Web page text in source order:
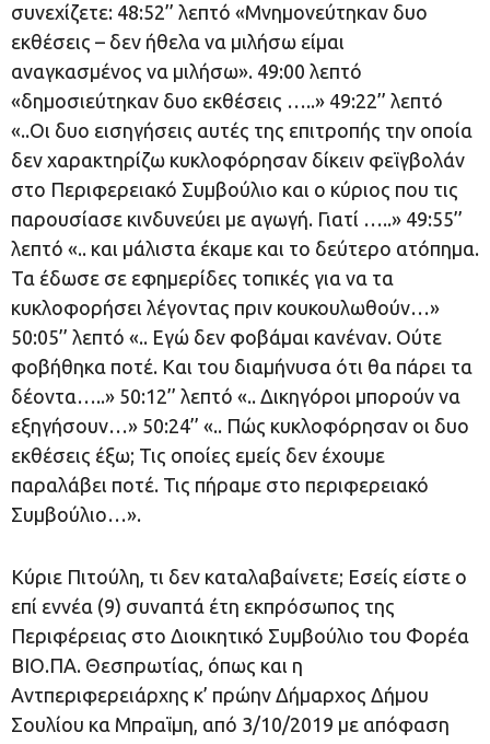
συνεχίζετε: 48:52’’ λεπτό «Μνημονεύτηκαν δυο
εκθέσεις – δεν ήθελα να μιλήσω είμαι
αναγκασμένος να μιλήσω». 49:00 λεπτό
«δημοσιεύτηκαν δυο εκθέσεις …..» 49:22’’ λεπτό
«..Οι δυο εισηγήσεις αυτές της επιτροπής την οποία
δεν χαρακτηρίζω κυκλοφόρησαν δίκειν φεϊγβολάν
στο Περιφερειακό Συμβούλιο και ο κύριος που τις
παρουσίασε κινδυνεύει με αγωγή. Γιατί …..» 49:55’’
λεπτό «.. και μάλιστα έκαμε και το δεύτερο ατόπημα.
Τα έδωσε σε εφημερίδες τοπικές για να τα
κυκλοφορήσει λέγοντας πριν κουκουλωθούν…»
50:05’’ λεπτό «.. Εγώ δεν φοβάμαι κανέναν. Ούτε
φοβήθηκα ποτέ. Και του διαμήνυσα ότι θα πάρει τα
δέοντα…..» 50:12’’ λεπτό «.. Δικηγόροι μπορούν να
εξηγήσουν…» 50:24’’ «.. Πώς κυκλοφόρησαν οι δυο
εκθέσεις έξω; Τις οποίες εμείς δεν έχουμε
παραλάβει ποτέ. Τις πήραμε στο περιφερειακό
Συμβούλιο…».
Κύριε Πιτούλη, τι δεν καταλαβαίνετε; Εσείς είστε ο
επί εννέα (9) συναπτά έτη εκπρόσωπος της
Περιφέρειας στο Διοικητικό Συμβούλιο του Φορέα
ΒΙΟ.ΠΑ. Θεσπρωτίας, όπως και η
Αντπεριφερειάρχης κ’ πρώην Δήμαρχος Δήμου
Σουλίου κα Μπραϊμη, από 3/10/2019 με απόφαση